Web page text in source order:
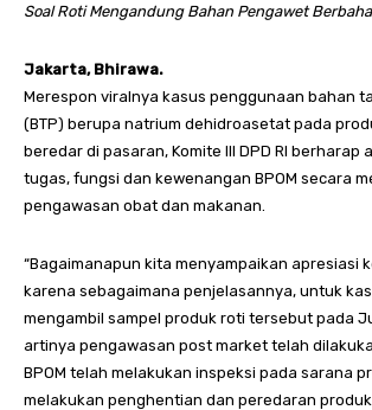
Soal Roti Mengandung Bahan Pengawet
Jakarta, Bhirawa.
Merespon viralnya kasus penggunaan bahan
(BTP) berupa natrium dehidroasetat pada
beredar di pasaran, Komite III DPD RI berharap
tugas, fungsi dan kewenangan BPOM secara
pengawasan obat dan makanan.
“Bagaimanapun kita menyampaikan apresiasi
karena sebagaimana penjelasannya, untuk
mengambil sampel produk roti tersebut pada
artinya pengawasan post market telah
BPOM telah melakukan inspeksi pada sarana
melakukan penghentian dan peredaran